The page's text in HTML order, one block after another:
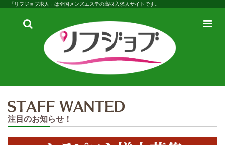
「リフジョブ求人」は全国メンズエステの高収入求人サイトです。
検
メ
注目のお知らせ！